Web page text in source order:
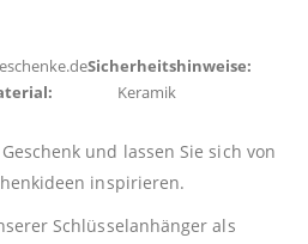
Sicherheitshinweise:
Keramik
und lassen Sie sich von
inspirieren.
Schlüsselanhänger als